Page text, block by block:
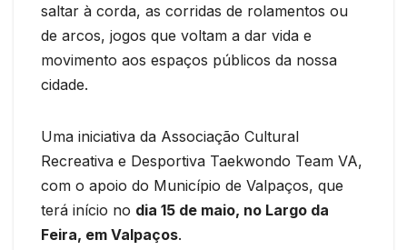
saltar à corda, as corridas de rolamentos ou
de arcos, jogos que voltam a dar vida e
movimento aos espaços públicos da nossa
cidade.
Uma iniciativa da Associação Cultural
Recreativa e Desportiva Taekwondo Team VA,
com o apoio do Município de Valpaços, que
terá início no dia 15 de maio, no Largo da
Feira, em Valpaços.